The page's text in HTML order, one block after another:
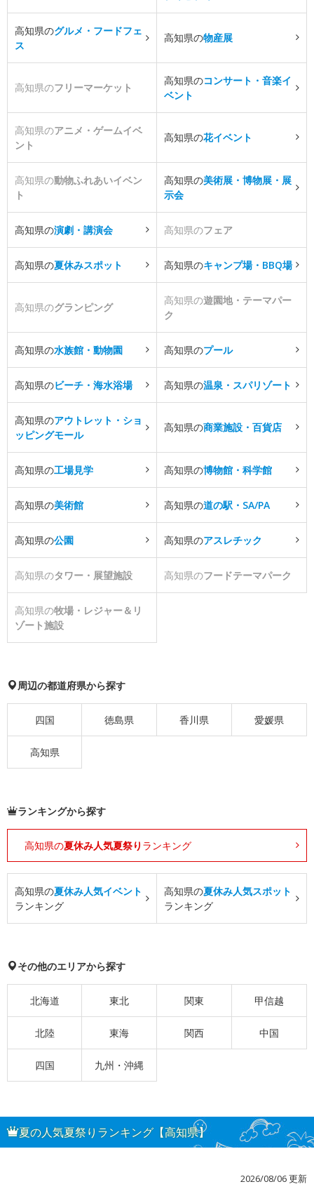
高知県のグルメ・フードフェ
ス
高知県の物産展
高知県のフリーマーケット
高知県のコンサート・音楽イ
ベント
高知県のアニメ・ゲームイベ
ント
高知県の花イベント
高知県の動物ふれあいイベン
ト
高知県の美術展・博物展・展
示会
高知県の演劇・講演会 高知県のフェア
高知県の夏休みスポット 高知県のキャンプ場・BBQ場
高知県のグランピング
高知県の遊園地・テーマパー
ク
高知県の水族館・動物園 高知県のプール
高知県のビーチ・海水浴場 高知県の温泉・スパリゾート
高知県のアウトレット・ショ
ッピングモール
高知県の商業施設・百貨店
高知県の工場見学 高知県の博物館・科学館
高知県の美術館 高知県の道の駅・SA/PA
高知県の公園 高知県のアスレチック
高知県のタワー・展望施設 高知県のフードテーマパーク
高知県の牧場・レジャー＆リ
ゾート施設
周辺の都道府県から探す
四国 徳島県 香川県 愛媛県
高知県
ランキングから探す
高知県の夏休み人気夏祭り ランキング
高知県の夏休み人気イベント
ランキング
高知県の夏休み人気スポット
ランキング
その他のエリアから探す
北海道 東北 関東 甲信越
北陸 東海 関西 中国
四国 九州・沖縄
夏の人気夏祭りランキング【高知県】
2026/08/06 更新